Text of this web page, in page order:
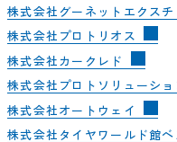
株式会社グーネットエクスチ
株式会社プロトリオス
株式会社カークレド
株式会社プロトソリューショ
株式会社オートウェイ
株式会社タイヤワールド館ベ